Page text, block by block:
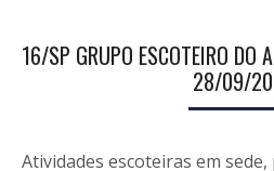
16/SP GRUPO ESCOTEIRO DO
28/09/
Atividades escoteiras em